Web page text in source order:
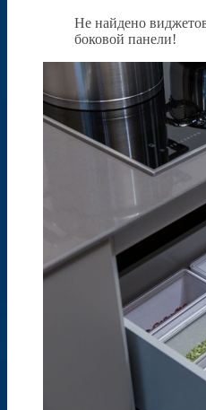
Не найдено
боковой панели!